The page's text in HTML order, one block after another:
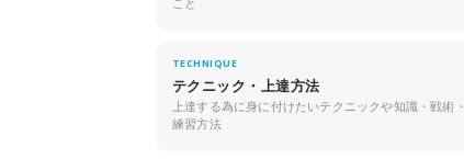
TECHNIQUE
テクニック・上達方法
上達する為に身に付けたいテクニックや知識・戦術・
練習方法